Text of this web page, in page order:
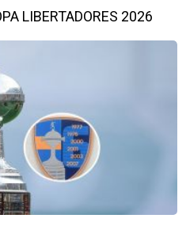
LIBERTADORES 2026